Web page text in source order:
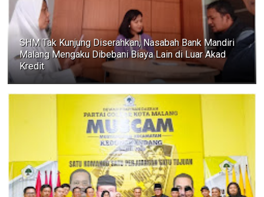
SHM Tak Kunjung Diserahkan, Nasabah Bank Mandiri
Malang Mengaku Dibebani Biaya Lain di Luar Akad
Kredit